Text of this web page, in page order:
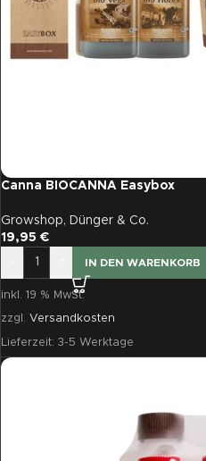
Canna BIOCANNA Easybox
Growshop, Dünger & Co.
19,95 €
IN DEN WARENKORB
inkl. 19 % MwSt.
zzgl. Versandkosten
Lieferzeit: 3-5 Werktage